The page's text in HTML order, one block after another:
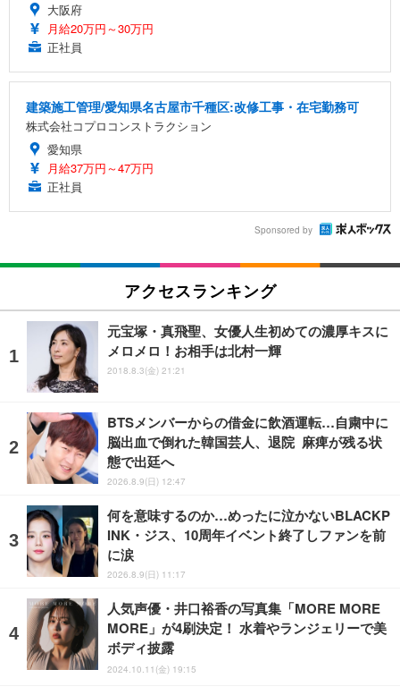
大阪府
月給20万円～30万円
正社員
建築施工管理/愛知県名古屋市千種区:改修工事・在宅勤務可
株式会社コプロコンストラクション
愛知県
月給37万円～47万円
正社員
Sponsored by
アクセスランキング
元宝塚・真飛聖、女優人生初めての濃厚キスに
メロメロ！お相手は北村一輝
2018.8.3(金) 21:21
BTSメンバーからの借金に飲酒運転…自粛中に
脳出血で倒れた韓国芸人、退院 麻痺が残る状
態で出廷へ
2026.8.9(日) 12:47
何を意味するのか…めったに泣かないBLACKP
INK・ジス、10周年イベント終了しファンを前
に涙
2026.8.9(日) 11:17
人気声優・井口裕香の写真集「MORE MORE
MORE」が4刷決定！ 水着やランジェリーで美
ボディ披露
2024.10.11(金) 19:15